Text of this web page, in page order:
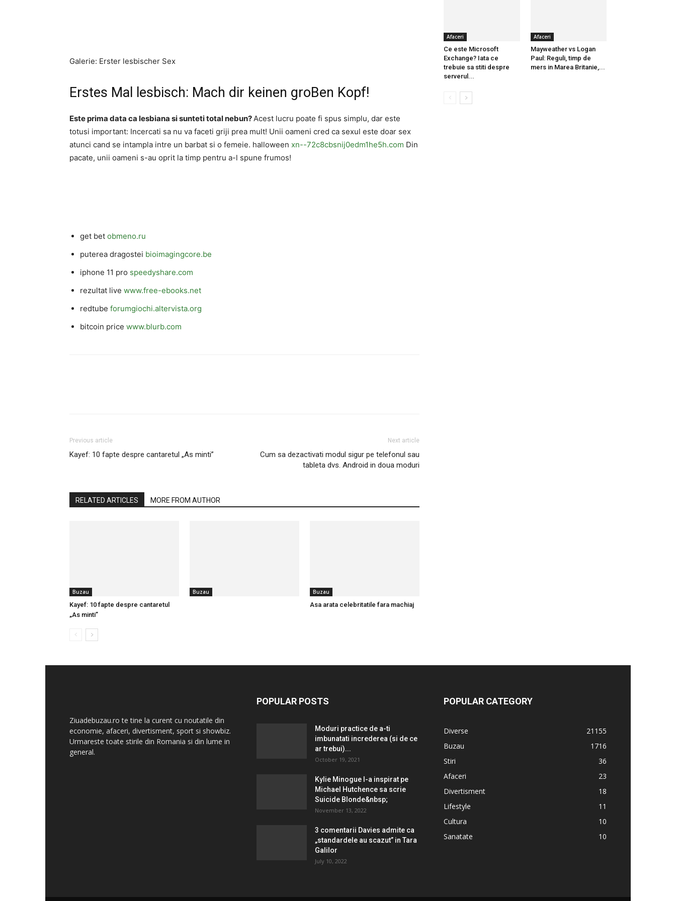
Galerie: Erster lesbischer Sex
Erstes Mal lesbisch: Mach dir keinen groBen Kopf!
Este prima data ca lesbiana si sunteti total nebun?Acest lucru poate fi spus simplu, dar este
totusi important: Incercati sa nu va faceti griji prea mult! Unii oameni cred ca sexul este doar sex
atunci cand se intampla intre un barbat si o femeie. halloween xn--72c8cbsnij0edm1he5h.com Din
pacate, unii oameni s-au oprit la timp pentru a-l spune frumos!
get bet obmeno.ru
puterea dragostei bioimagingcore.be
iphone 11 pro speedyshare.com
rezultat live www.free-ebooks.net
redtube forumgiochi.altervista.org
bitcoin price www.blurb.com
Previous article
Kayef: 10 fapte despre cantaretul „As minti”
Next article
Cum sa dezactivati modul sigur pe telefonul sau
tableta dvs. Android in doua moduri
RELATED ARTICLES MORE FROM AUTHOR
Buzau
Kayef: 10 fapte despre cantaretul
„As minti”
Buzau Buzau
Asa arata celebritatile fara machiaj
Afaceri
Ce este Microsoft
Exchange? Iata ce
trebuie sa stiti despre
serverul...
Afaceri
Mayweather vs Logan
Paul: Reguli, timp de
mers in Marea Britanie,...
Ziuadebuzau.ro te tine la curent cu noutatile din
economie, afaceri, divertisment, sport si showbiz.
Urmareste toate stirile din Romania si din lume in
general.
POPULAR POSTS
Moduri practice de a-ti
imbunatati increderea (si de ce
ar trebui)...
October 19, 2021
Kylie Minogue l-a inspirat pe
Michael Hutchence sa scrie
Suicide Blonde&nbsp;
November 13, 2022
3 comentarii Davies admite ca
„standardele au scazut” in Tara
Galilor
July 10, 2022
POPULAR CATEGORY
Diverse
21155
Buzau
1716
Stiri
36
Afaceri
23
Divertisment
18
Lifestyle
11
Cultura
10
Sanatate
10